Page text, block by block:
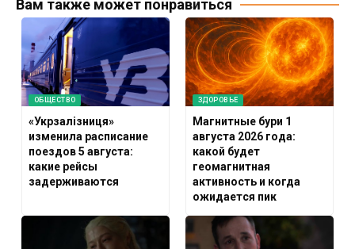
Вам также может понравиться
ОБЩЕСТВО
«Укрзалізниця»
изменила расписание
поездов 5 августа:
какие рейсы
задерживаются
ЗДОРОВЬЕ
Магнитные бури 1
августа 2026 года:
какой будет
геомагнитная
активность и когда
ожидается пик